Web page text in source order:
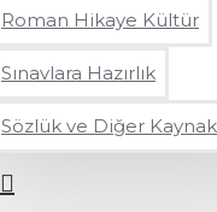
Roman Hikaye Kültür
Sınavlara Hazırlık
Sözlük ve Diğer